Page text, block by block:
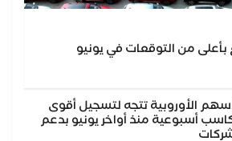
بأعلى من التوقعات في يونيو
الأوروبية تتجه لتسجيل أقوى
أسبوعية منذ أواخر يونيو بدعم